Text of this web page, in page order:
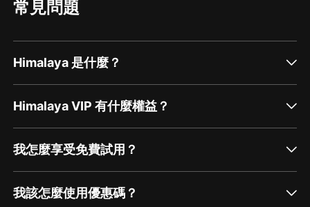
常見問題
Himalaya 是什麼？
Himalaya VIP 有什麼權益？
我怎麼享受免費試用？
我該怎麼使用優惠碼？